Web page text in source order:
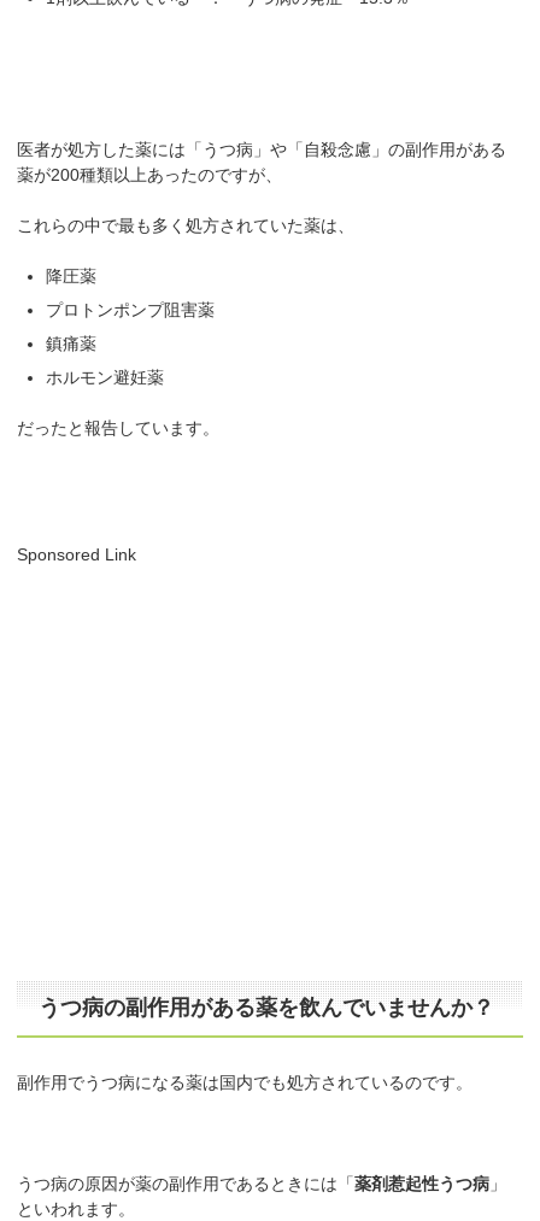
医者が処方した薬には「うつ病」や「自殺念慮」の副作用がある
薬が200種類以上あったのですが、
これらの中で最も多く処方されていた薬は、
降圧薬
プロトンポンプ阻害薬
鎮痛薬
ホルモン避妊薬
だったと報告しています。
Sponsored Link
うつ病の副作用がある薬を飲んでいませんか？
副作用でうつ病になる薬は国内でも処方されているのです。
うつ病の原因が薬の副作用であるときには「薬剤惹起性うつ病 」
といわれます。